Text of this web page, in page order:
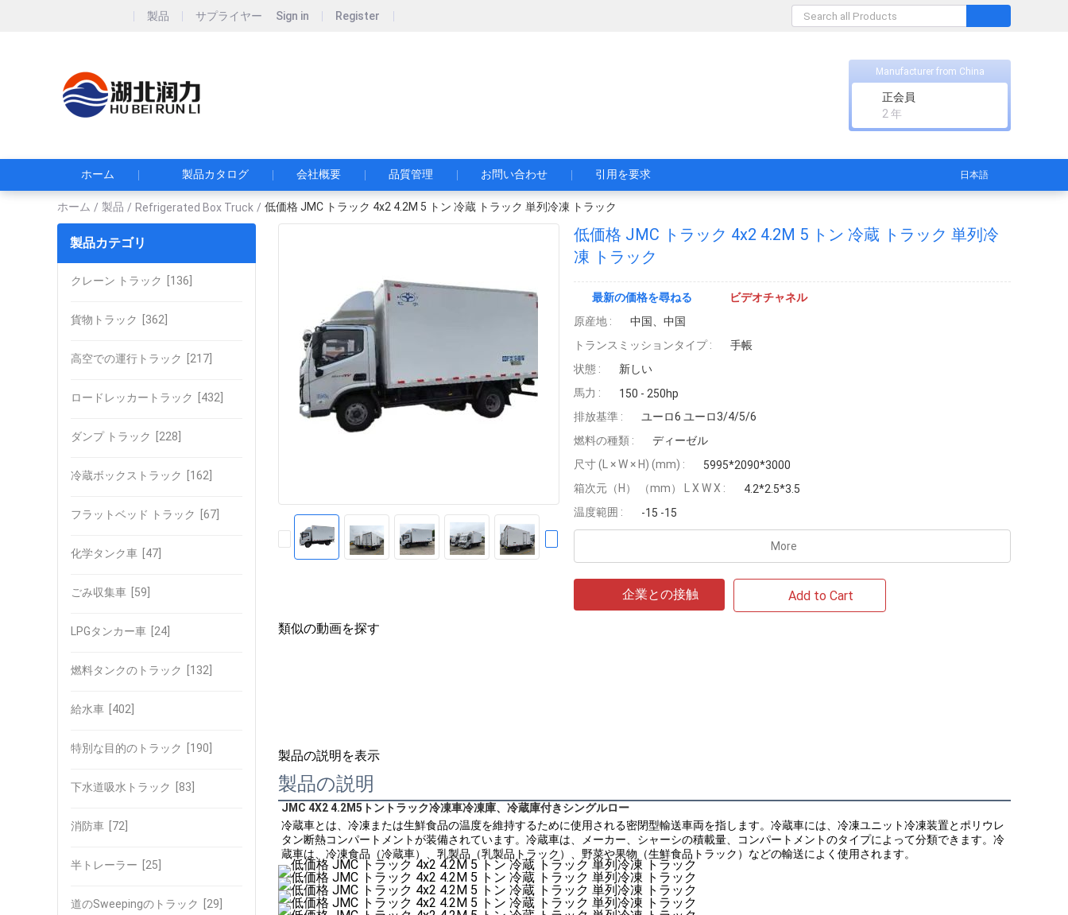
製品 サプライヤー Sign in Register
Manufacturer from China
正会員
2 年
ホーム 製品カタログ 会社概要 品質管理 お問い合わせ 引用を要求 日本語
ホーム / 製品 / Refrigerated Box Truck / 低価格 JMC トラック 4x2 4.2M 5 トン 冷蔵 トラック 単列冷凍 トラック
製品カテゴリ
クレーン トラック [136]
貨物トラック [362]
高空での運行トラック [217]
ロードレッカートラック [432]
ダンプ トラック [228]
冷蔵ボックストラック [162]
フラットベッド トラック [67]
化学タンク車 [47]
ごみ収集車 [59]
LPGタンカー車 [24]
燃料タンクのトラック [132]
給水車 [402]
特別な目的のトラック [190]
下水道吸水トラック [83]
消防車 [72]
半トレーラー [25]
道のSweepingのトラック [29]
低価格 JMC トラック 4x2 4.2M 5 トン 冷蔵 トラック 単列冷
凍 トラック
最新の価格を尋ねる
ビデオチャネル
原産地 :
中国、中国
トランスミッションタイプ :
手帳
状態 :
新しい
馬力 :
150 - 250hp
排放基準 :
ユーロ6 ユーロ3/4/5/6
燃料の種類 :
ディーゼル
尺寸 (L × W × H) (mm) :
5995*2090*3000
箱次元（H） （mm） L X W X :
4.2*2.5*3.5
温度範囲 :
-15 -15
More
企業との接触 Add to Cart
類似の動画を探す
製品の説明を表示
製品の説明
JMC 4X2 4.2M5トントラック冷凍車冷凍庫、冷蔵庫付きシングルロー
冷蔵車とは、冷凍または生鮮食品の温度を維持するために使用される密閉型輸送車両を指します。冷蔵車には、冷凍ユニット冷凍装置とポリウレ
タン断熱コンパートメントが装備されています。冷蔵車は、メーカー、シャーシの積載量、コンパートメントのタイプによって分類できます。冷
蔵車は、冷凍食品（冷蔵車）、乳製品（乳製品トラック）、野菜や果物（生鮮食品トラック）などの輸送によく使用されます。